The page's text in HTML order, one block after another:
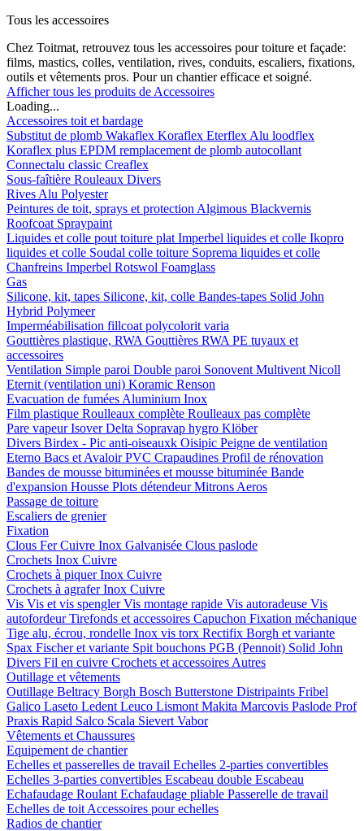
Tous les accessoires
Chez Toitmat, retrouvez tous les accessoires pour toiture et façade:
films, mastics, colles, ventilation, rives, conduits, escaliers, fixations,
outils et vêtements pros. Pour un chantier efficace et soigné.
Afficher tous les produits de Accessoires
Loading...
Accessoires toit et bardage
Substitut de plomb Wakaflex Koraflex Eterflex Alu loodflex
Koraflex plus EPDM remplacement de plomb autocollant
Connectalu classic Creaflex
Sous-faîtière Rouleaux Divers
Rives Alu Polyester
Peintures de toit, sprays et protection Algimous Blackvernis
Roofcoat Spraypaint
Liquides et colle pout toiture plat Imperbel liquides et colle Ikopro
liquides et colle Soudal colle toiture Soprema liquides et colle
Chanfreins Imperbel Rotswol Foamglass
Gas
Silicone, kit, tapes Silicone, kit, colle Bandes-tapes Solid John
Hybrid Polymeer
Imperméabilisation fillcoat polycolorit varia
Gouttières plastique, RWA Gouttières RWA PE tuyaux et
accessoires
Ventilation Simple paroi Double paroi Sonovent Multivent Nicoll
Eternit (ventilation uni) Koramic Renson
Evacuation de fumées Aluminium Inox
Film plastique Roulleaux complète Roulleaux pas complète
Pare vapeurIsoverDelta Sopravap hygro Klöber
Divers Birdex - Pic anti-oiseauxk Oisipic Peigne de ventilation
Eterno Bacs et Avaloir PVC Crapaudines Profil de rénovation
Bandes de mousse bituminées et mousse bituminée Bande
d'expansion Housse Plots détendeurMitrons Aeros
Passage de toiture
Escaliers de grenier
Fixation
Clous FerCuivre Inox Galvanisée Clous paslode
Crochets Inox Cuivre
Crochets à piquerInox Cuivre
Crochets à agraferInox Cuivre
Vis Vis et vis spenglerVis montage rapide Vis autoradeuse Vis
autofordeurTirefonds et accessoires Capuchon Fixation méchanique
Tige alu, écrou, rondelle Inox vis torx Rectifix Borgh et variante
Spax Fischer et variante Spit bouchons PGB (Pennoit) Solid John
Divers Fil en cuivre Crochets et accessoires Autres
Outillage et vêtements
Outillage Beltracy Borgh Bosch Butterstone Distripaints Fribel
Galico Laseto Ledent Leuco Lismont Makita Marcovis Paslode Prof
Praxis Rapid Salco Scala Sievert Vabor
Vêtements et Chaussures
Equipement de chantier
Echelles et passerelles de travail Echelles 2-parties convertibles
Echelles 3-parties convertibles Escabeau double Escabeau
Echafaudage Roulant Echafaudage pliable Passerelle de travail
Echelles de toit Accessoires pour echelles
Radios de chantier